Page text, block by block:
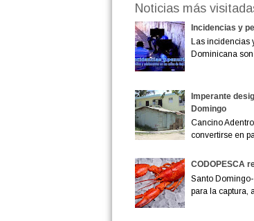
Noticias más
Incidencias y
Las incidencias
Dominicana
Imperante
Domingo
Cancino
convertirse en
CODOPESCA
Santo
para la captura,